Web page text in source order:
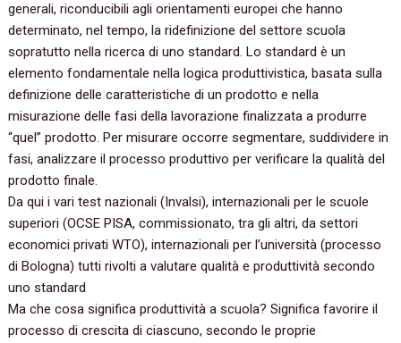
generali, riconducibili agli orientamenti europei che hanno
determinato, nel tempo, la ridefinizione del settore scuola
sopratutto nella ricerca di uno standard. Lo standard è un
elemento fondamentale nella logica produttivistica, basata sulla
definizione delle caratteristiche di un prodotto e nella
misurazione delle fasi della lavorazione finalizzata a produrre
“quel” prodotto. Per misurare occorre segmentare, suddividere in
fasi, analizzare il processo produttivo per verificare la qualità del
prodotto finale.
Da qui i vari test nazionali (Invalsi), internazionali per le scuole
superiori (OCSE PISA, commissionato, tra gli altri, da settori
economici privati WTO), internazionali per l’università (processo
di Bologna) tutti rivolti a valutare qualità e produttività secondo
uno standard
Ma che cosa significa produttività a scuola? Significa favorire il
processo di crescita di ciascuno, secondo le proprie